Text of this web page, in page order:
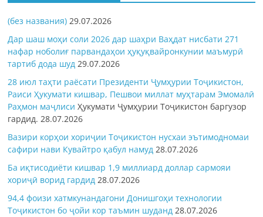
(без названия) 29.07.2026
Дар шаш моҳи соли 2026 дар шаҳри Ваҳдат нисбати 271
нафар ноболиғ парвандаҳои ҳуқуқвайронкунии маъмурӣ
тартиб дода шуд 29.07.2026
28 июл таҳти раёсати Президенти Ҷумҳурии Тоҷикистон,
Раиси Ҳукумати кишвар, Пешвои миллат муҳтарам Эмомалӣ
Раҳмон маҷлисиҲукумати Ҷумҳурии Тоҷикистон баргузор
гардид.28.07.2026
Вазири корҳои хориҷии Тоҷикистон нусхаи эътимодномаи
сафири нави Кувайтро қабул намуд 28.07.2026
Ба иқтисодиёти кишвар 1,9 миллиард доллар сармояи
хориҷӣ ворид гардид 28.07.2026
94,4 фоизи хатмкунандагони Донишгоҳи технологии
Тоҷикистон бо ҷойи кор таъмин шуданд 28.07.2026